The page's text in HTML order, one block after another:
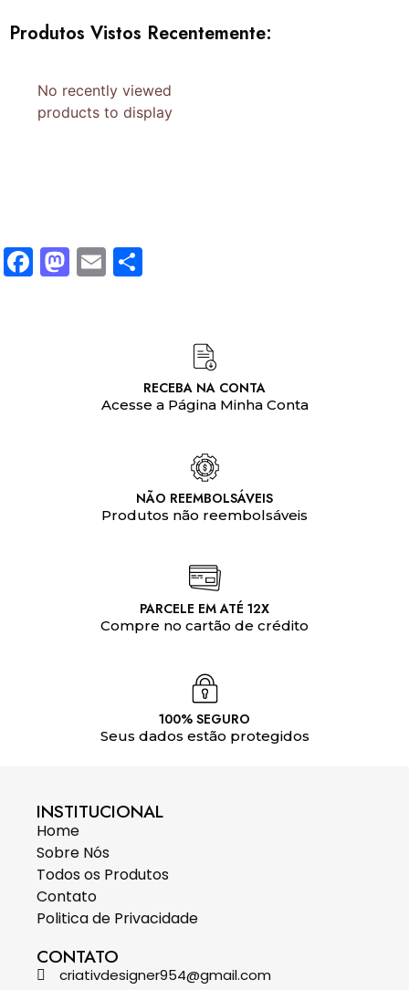
Produtos Vistos Recentemente:
No recently viewed
products to display
Facebook
Mastodon
Email
RECEBA NA CONTA
Acesse a Página Minha Conta
NÃO REEMBOLSÁVEIS
Produtos não reembolsáveis
PARCELE EM ATÉ 12X
Compre no cartão de crédito
100% SEGURO
Seus dados estão protegidos
INSTITUCIONAL
Home
Sobre Nós
Todos os Produtos
Contato
Politica de Privacidade
CONTATO
criativdesigner954@gmail.com